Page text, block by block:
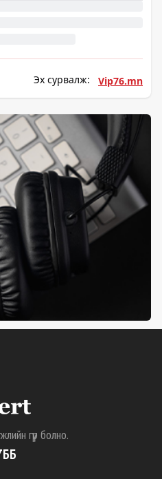
Эх сурвалж: Vip76.mn
гүүр болно.